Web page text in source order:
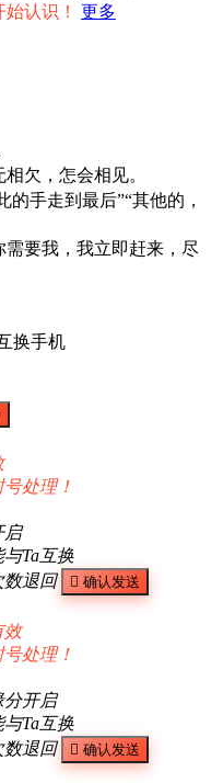
认识！ 更多
欠，怎会相见。
的手走到最后”“其他的，
要我，我立即赶来，尽
换手机
处理！
启
Ta互换
数退回
 确认发送
效
处理！
分开启
Ta互换
数退回
 确认发送